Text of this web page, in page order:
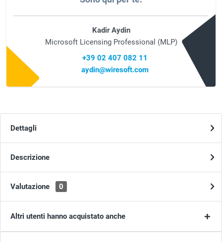
Kadir Aydin
Microsoft Licensing Professional (MLP)
+39 02 407 082 11
aydin@wiresoft.com
Dettagli
Descrizione
Valutazione 0
Altri utenti hanno acquistato anche